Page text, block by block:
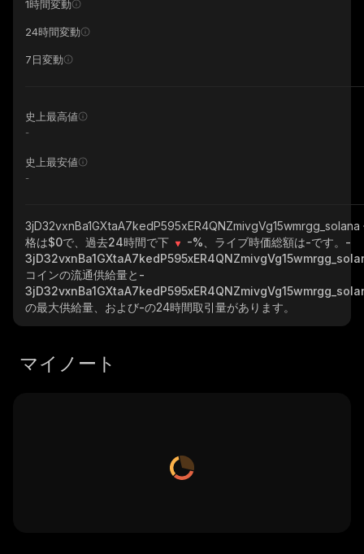
1時間変動
24時間変動
7日変動
史上最高値
-
史上最安値
-
3jD32vxnBa1GXtaA7kedP595xER4QNZmivgVg15wmrgg_solana
格は$0で、過去24時間で下
-% 、ライブ時価総額は-です。 -
コインの流通供給量と -
の最大供給量、および-の24時間取引量があります。
マイノート